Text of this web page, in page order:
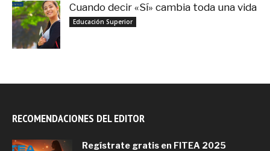
Cuando decir «Sí» cambia toda una vida
Educación Superior
RECOMENDACIONES DEL EDITOR
Regístrate gratis en FITEA 2025